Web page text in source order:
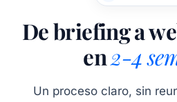
De briefing a
en2-4
Un proceso claro, sin